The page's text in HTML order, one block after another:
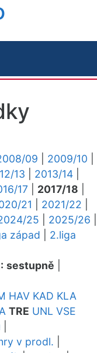
09 2009/10
13 2013/14
17 2017/18
21 2021/22
25 2025/26
západ
2.liga
sestupně
HAV KAD KLA
TRE UNL VSE
v prodl.